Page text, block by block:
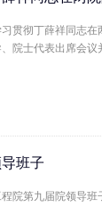
贯彻丁薛祥同志
院士代表出席会议
班子
院第九届院领导班